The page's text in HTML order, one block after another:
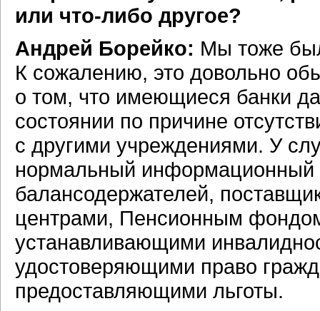
или что-либо другое?
Андрей Борейко: Мы тоже
К сожалению, это довольно
о том, что имеющиеся банки
состоянии по причине
с другими учреждениями. У
нормальный информационный
балансодержателей,
центрами, Пенсионным
устанавливающими
удостоверяющими право
предоставляющими льготы.